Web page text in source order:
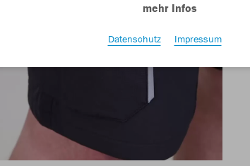
mehr Infos
Datenschutz Impressum